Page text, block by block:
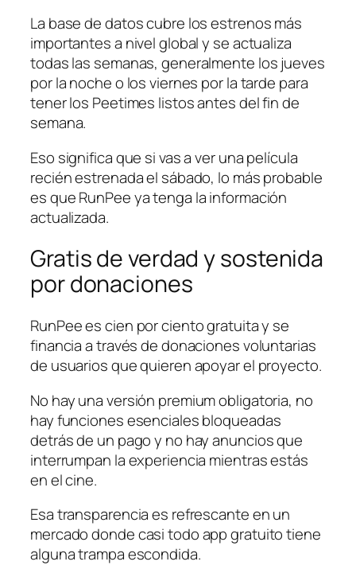
La base de datos cubre los estrenos más
importantes a nivel global y se actualiza
todas las semanas, generalmente los jueves
por la noche o los viernes por la tarde para
tener los Peetimes listos antes del fin de
semana.
Eso significa que si vas a ver una película
recién estrenada el sábado, lo más probable
es que RunPee ya tenga la información
actualizada.
Gratis de verdad y sostenida
por donaciones
RunPee es cien por ciento gratuita y se
financia a través de donaciones voluntarias
de usuarios que quieren apoyar el proyecto.
No hay una versión premium obligatoria, no
hay funciones esenciales bloqueadas
detrás de un pago y no hay anuncios que
interrumpan la experiencia mientras estás
en el cine.
Esa transparencia es refrescante en un
mercado donde casi todo app gratuito tiene
alguna trampa escondida.